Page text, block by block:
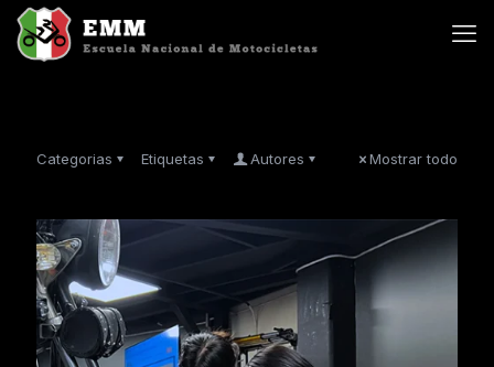
Categorias Etiquetas Autores Mostrar todo